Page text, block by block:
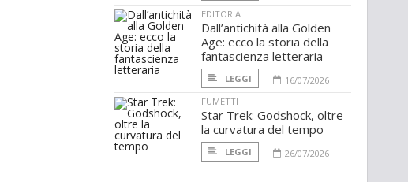
EDITORIA
Dall’antichità alla Golden
Age: ecco la storia della
fantascienza letteraria
LEGGI
16/07/2026
FUMETTI
Star Trek: Godshock, oltre
la curvatura del tempo
LEGGI 26/07/2026